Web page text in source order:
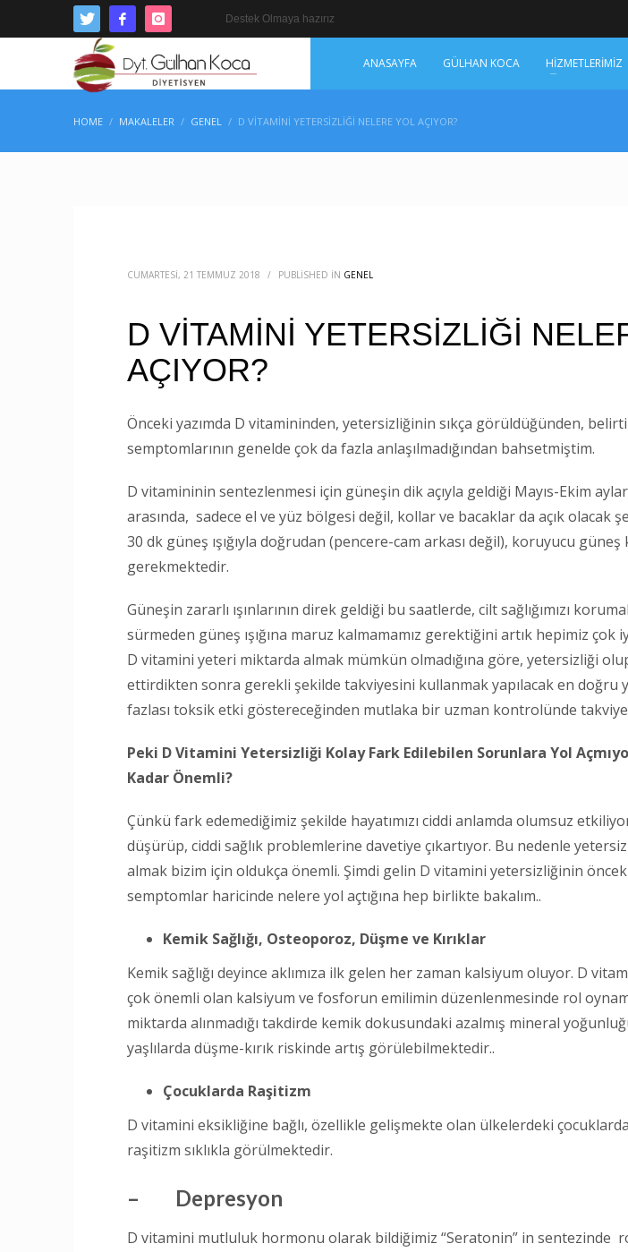
Destek Olmaya hazırız
ANASAYFA GÜLHAN KOCA HİZMETLERİMİZ
HOME MAKALELER GENEL D VİTAMİNİ YETERSİZLİĞİ NELERE YOL AÇIYOR?
CUMARTESI, 21 TEMMUZ 2018 / PUBLISHED IN GENEL
D VİTAMİNİ YETERSİZLİĞİ
AÇIYOR?
Önceki yazımda D vitamininden, yetersizliğinin sıkça görüldüğünden,
semptomlarının genelde çok da fazla anlaşılmadığından bahsetmiştim.
D vitamininin sentezlenmesi için güneşin dik açıyla geldiği Mayıs-Ekim
arasında, sadece el ve yüz bölgesi değil, kollar ve bacaklar da açık olacak
30 dk güneş ışığıyla doğrudan (pencere-cam arkası değil), koruyucu güneş
gerekmektedir.
Güneşin zararlı ışınlarının direk geldiği bu saatlerde, cilt sağlığımızı
sürmeden güneş ışığına maruz kalmamamız gerektiğini artık hepimiz
D vitamini yeteri miktarda almak mümkün olmadığına göre, yetersizliği
ettirdikten sonra gerekli şekilde takviyesini kullanmak yapılacak en doğru
fazlası toksik etki göstereceğinden mutlaka bir uzman kontrolünde
Peki D Vitamini Yetersizliği Kolay Fark Edilebilen Sorunlara Yol
Kadar Önemli?
Çünkü fark edemediğimiz şekilde hayatımızı ciddi anlamda olumsuz
düşürüp, ciddi sağlık problemlerine davetiye çıkartıyor. Bu nedenle
almak bizim için oldukça önemli. Şimdi gelin D vitamini yetersizliğinin
semptomlar haricinde nelere yol açtığına hep birlikte bakalım..
Kemik Sağlığı, Osteoporoz, Düşme ve Kırıklar
Kemik sağlığı deyince aklımıza ilk gelen her zaman kalsiyum oluyor. D
çok önemli olan kalsiyum ve fosforun emilimin düzenlenmesinde rol
miktarda alınmadığı takdirde kemik dokusundaki azalmış mineral
yaşlılarda düşme-kırık riskinde artış görülebilmektedir..
Çocuklarda Raşitizm
D vitamini eksikliğine bağlı, özellikle gelişmekte olan ülkelerdeki
raşitizm sıklıkla görülmektedir.
– Depresyon
D vitamini mutluluk hormonu olarak bildiğimiz “Seratonin” in sentezinde